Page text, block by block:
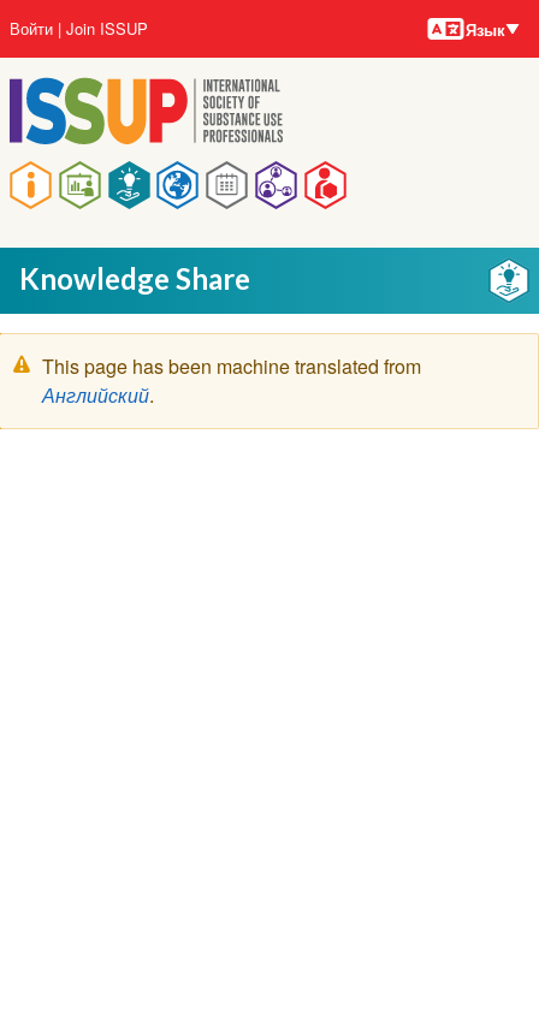
основному
содержанию
Main
navigation
User
account
menu
Войти Join ISSUP Языки
Язык
Knowledge Share
Предупреждение
This page has been machine translated from
Английский.